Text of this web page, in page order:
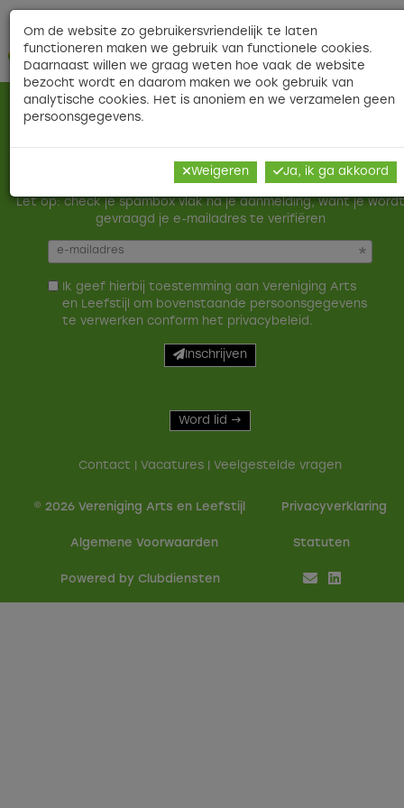
Meld je aan voor onze nieuwsbrief
Onze nieuwsbrief verschijnt iedere twee weken. Aanmelden
verplicht tot niets: je kunt je altijd weer afmelden.
Let op: check je spambox vlak na je aanmelding, want je wordt
gevraagd je e-mailadres te verifiëren
Ik geef hierbij toestemming aan Vereniging Arts
en Leefstijl om bovenstaande persoonsgegevens
te verwerken conform het privacybeleid .
Inschrijven
Word lid →
Contact Vacatures Veelgestelde vragen
© 2026 Vereniging Arts en Leefstijl Privacy­verkla­ring
Alge­mene Voor­waarden Sta­tu­ten
Power­ed by Clubdiensten
Om de website zo gebruikersvriendelijk te laten
functioneren maken we gebruik van functionele cookies.
Daarnaast willen we graag weten hoe vaak de website
bezocht wordt en daarom maken we ook gebruik van
analytische cookies. Het is anoniem en we verzamelen geen
persoonsgegevens.
Weigeren Ja, ik ga akkoord